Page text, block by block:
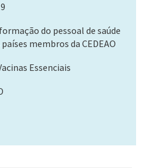
do pessoal de saúde
membros da CEDEAO
Essenciais